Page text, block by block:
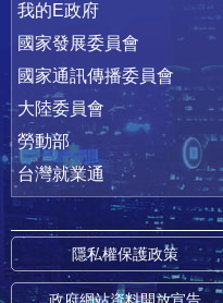
我的E政府
國家發展委員會
國家通訊傳播委員會
大陸委員會
勞動部
台灣就業通
隱私權保護政策